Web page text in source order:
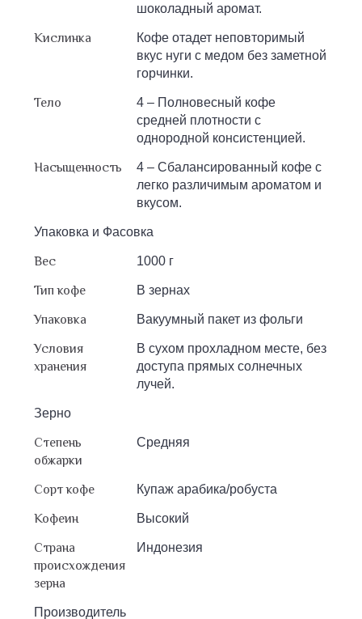
шоколадный аромат.
Кислинка
Кофе отадет неповторимый
вкус нуги с медом без заметной
горчинки.
Тело
4 – Полновесный кофе
средней плотности c
однородной консистенцией.
Насыщенность
4 – Сбалансированный кофе с
легко различимым ароматом и
вкусом.
Упаковка и Фасовка
Вес 1000 г
Тип кофе В зернах
Упаковка Вакуумный пакет из фольги
Условия
хранения
В сухом прохладном месте, без
доступа прямых солнечных
лучей.
Зерно
Степень
обжарки
Средняя
Сорт кофе Купаж арабика/робуста
Кофеин Высокий
Страна
происхождения
зерна
Индонезия
Производитель